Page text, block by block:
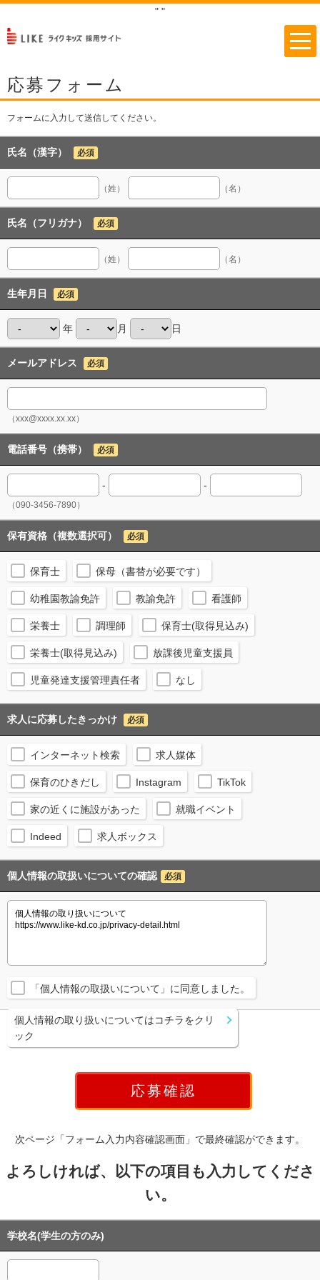
" "
応募フォーム
フォームに入力して送信してください。
氏名（漢字） 必須
（姓） （名）
氏名（フリガナ） 必須
（姓） （名）
生年月日 必須
年 月 日
メールアドレス 必須
（xxx@xxxx.xx.xx）
電話番号（携帯） 必須
- -
（090-3456-7890）
保有資格（複数選択可） 必須
保育士 保母（書替が必要です）
幼稚園教諭免許 教諭免許 看護師
栄養士 調理師 保育士(取得見込み)
栄養士(取得見込み) 放課後児童支援員
児童発達支援管理責任者 なし
求人に応募したきっかけ 必須
インターネット検索 求人媒体
保育のひきだし Instagram TikTok
家の近くに施設があった 就職イベント
Indeed 求人ボックス
個人情報の取扱いについての確認 必須
「個人情報の取扱いについて」に同意しました。
個人情報の取り扱いについてはコチラをクリ
ック
次ページ「フォーム入力内容確認画面」で最終確認ができます。
よろしければ、以下の項目も入力してくださ
い。
学校名(学生の方のみ)